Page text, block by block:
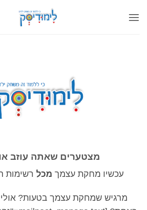
מצטערים שאתה עוזב
עכשיו מחקת עצמך מכל רשימות
מרגיש שמחקת עצמך בטעות?